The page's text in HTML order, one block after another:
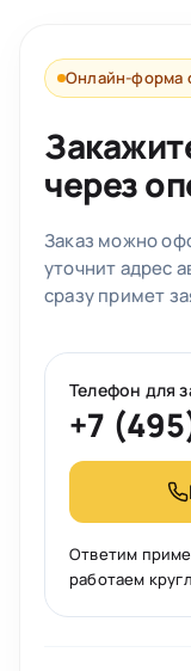
Онлайн-форма
через
Заказ можно
уточнит адрес
сразу примет
Телефон для
+7
Ответим
работаем